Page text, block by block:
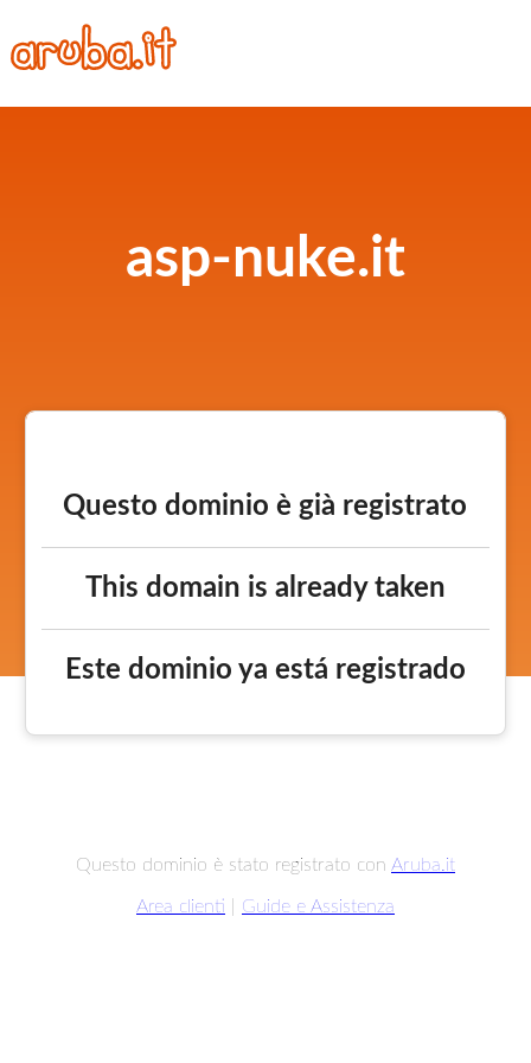
asp-nuke.it
Questo dominio è già registrato
This domain is already taken
Este dominio ya está registrado
Questo dominio è stato registrato con Aruba.it
Area clienti Guide e Assistenza